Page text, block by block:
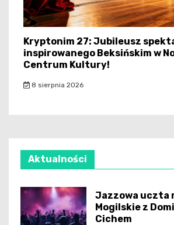
Kryptonim 27: Jubileusz
inspirowanego Beksińskim w
Centrum Kultury!
8 sierpnia 2026
Aktualności
Jazzowa uczta
Mogilskie z
Cichem